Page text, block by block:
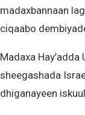
madaxbannaan
ciqaabo
Madaxa Hay’adda
sheegashada
dhiganayeen